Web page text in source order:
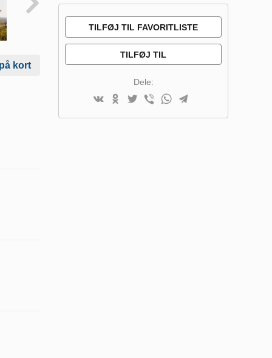
kort
TILFØJ TIL FAVORITLISTE
TILFØJ TIL
Dele: